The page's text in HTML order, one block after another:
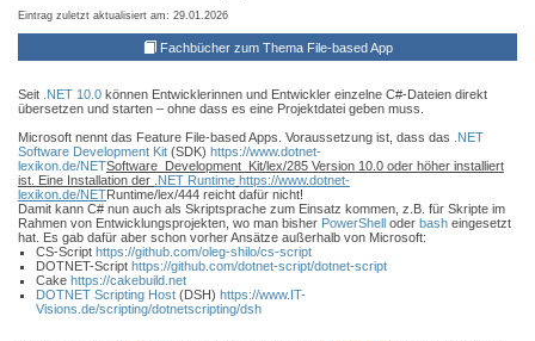
Eintrag zuletzt aktualisiert am: 29.01.2026
Fachbücher zum Thema File-based App
Seit .NET 10.0 können Entwicklerinnen und Entwickler einzelne C#-Dateien direkt
übersetzen und starten – ohne dass es eine Projektdatei geben muss.
Microsoft nennt das Feature File-based Apps. Voraussetzung ist, dass das
.NET
Software Development Kit (SDK) https://www.dotnet-
lexikon.de/NETSoftware_Development_Kit/lex/285 Version 10.0 oder höher installiert
ist. Eine Installation der .NET Runtime https://www.dotnet-
lexikon.de/NETRuntime/lex/444 reicht dafür nicht!
Damit kann C# nun auch als Skriptsprache zum Einsatz kommen, z.B. für Skripte im
Rahmen von Entwicklungsprojekten, wo man bisher PowerShell oder bash eingesetzt
hat. Es gab dafür aber schon vorher Ansätze außerhalb von Microsoft:
CS-Script https://github.com/oleg-shilo/cs-script
DOTNET-Script https://github.com/dotnet-script/dotnet-script
Cake https://cakebuild.net
DOTNET Scripting Host (DSH) https://www.IT-
Visions.de/scripting/dotnetscripting/dsh